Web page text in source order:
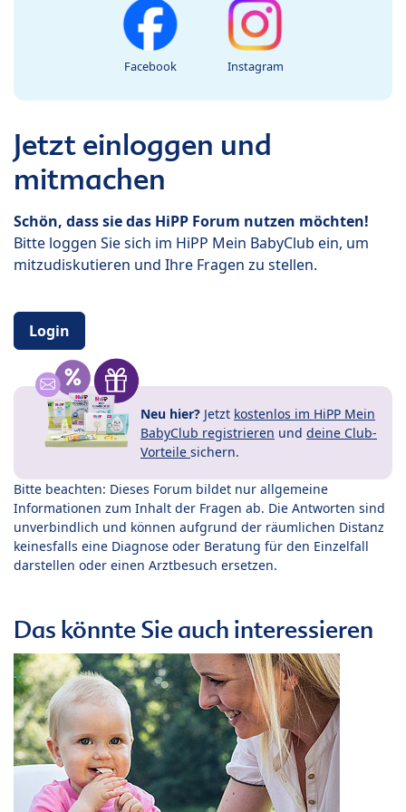
Facebook Instagram
Jetzt einloggen und
mitmachen
Schön, dass sie das HiPP Forum nutzen möchten!
Bitte loggen Sie sich im HiPP Mein BabyClub ein, um
mitzudiskutieren und Ihre Fragen zu stellen.
Login
Neu hier? Jetzt kostenlos im HiPP Mein
BabyClub registrieren und deine Club-
Vorteile sichern.
Bitte beachten: Dieses Forum bildet nur allgemeine
Informationen zum Inhalt der Fragen ab. Die Antworten sind
unverbindlich und können aufgrund der räumlichen Distanz
keinesfalls eine Diagnose oder Beratung für den Einzelfall
darstellen oder einen Arztbesuch ersetzen.
Das könnte Sie auch interessieren